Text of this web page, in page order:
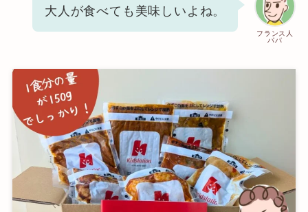
フランス人
パパ
大人が食べても美味しいよね。